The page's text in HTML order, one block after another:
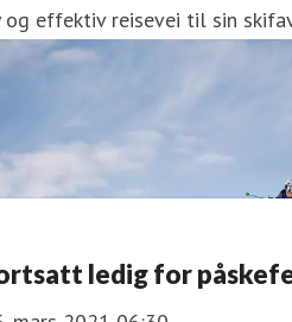
og effektiv reisevei til sin
ledig for